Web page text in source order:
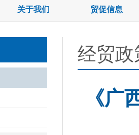
关于我们 贸促信息
经贸政
《广